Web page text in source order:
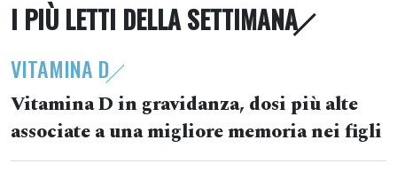
I PIÙ LETTI DELLA SETTIMANA
VITAMINA D
Vitamina D in gravidanza, dosi più alte
associate a una migliore memoria nei figli